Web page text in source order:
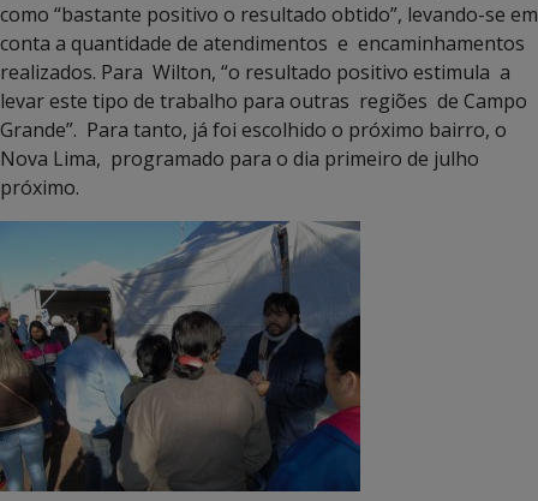
como “bastante positivo o resultado obtido”, levando-se em
conta a quantidade de atendimentos e encaminhamentos
realizados. Para Wilton, “o resultado positivo estimula a
levar este tipo de trabalho para outras regiões de Campo
Grande”. Para tanto, já foi escolhido o próximo bairro, o
Nova Lima, programado para o dia primeiro de julho
próximo.